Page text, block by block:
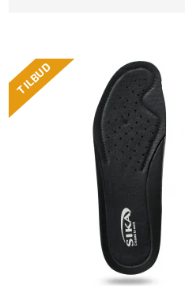
TILBUD